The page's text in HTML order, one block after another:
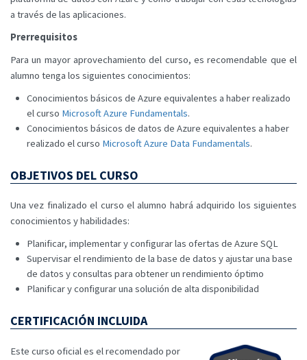
a través de las aplicaciones.
Prerrequisitos
Para un mayor aprovechamiento del curso, es recomendable que el
alumno tenga los siguientes conocimientos:
Conocimientos básicos de Azure equivalentes a haber realizado
el curso Microsoft Azure Fundamentals.
Conocimientos básicos de datos de Azure equivalentes a haber
realizado el curso Microsoft Azure Data Fundamentals.
OBJETIVOS DEL CURSO
Una vez finalizado el curso el alumno habrá adquirido los siguientes
conocimientos y habilidades:
Planificar, implementar y configurar las ofertas de Azure SQL
Supervisar el rendimiento de la base de datos y ajustar una base
de datos y consultas para obtener un rendimiento óptimo
Planificar y configurar una solución de alta disponibilidad
CERTIFICACIÓN INCLUIDA
Este curso oficial es el recomendado por